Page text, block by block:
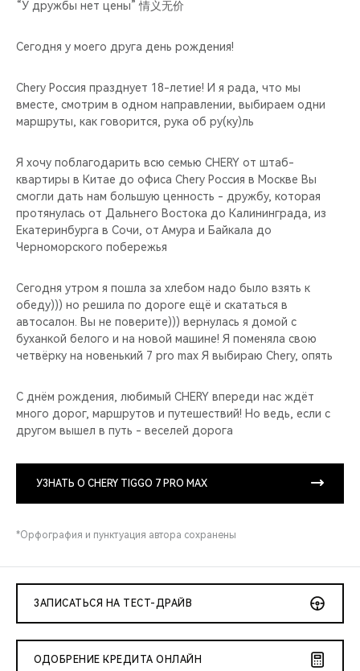
CHERY И СПОРТ
НАШИ МЕРОПРИЯТИЯ
ВИДЕООБЗОРЫ
CHERY ДЛЯ ДЕТЕЙ
“У дружбы нет цены” 情义无价
Сегодня у моего друга день рождения!
Chery Россия празднует 18-летие! И я рада, что мы
вместе, смотрим в одном направлении, выбираем одни
маршруты, как говорится, рука об ру(ку)ль
Я хочу поблагодарить всю семью CHERY от штаб-
квартиры в Китае до офиса Chery Россия в Москве Вы
смогли дать нам большую ценность - дружбу, которая
протянулась от Дальнего Востока до Калининграда, из
Екатеринбурга в Сочи, от Амура и Байкала до
Черноморского побережья
Сегодня утром я пошла за хлебом надо было взять к
обеду))) но решила по дороге ещё и скататься в
автосалон. Вы не поверите))) вернулась я домой с
буханкой белого и на новой машине! Я поменяла свою
четвёрку на новенький 7 pro max Я выбираю Chery, опять
С днём рождения, любимый CHERY впереди нас ждёт
много дорог, маршрутов и путешествий! Но ведь, если с
другом вышел в путь - веселей дорога
УЗНАТЬ О CHERY TIGGO 7 PRO MAX
*Орфография и пунктуация автора сохранены
ЗАПИСАТЬСЯ НА ТЕСТ-ДРАЙВ
ОДОБРЕНИЕ КРЕДИТА ОНЛАЙН